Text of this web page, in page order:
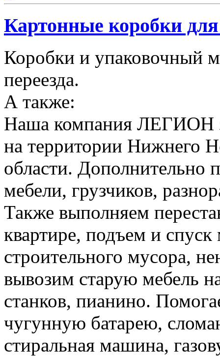
Картонные коробки для
Коробки и упаковочный
переезда.
А также:
Наша компания ЛЕГИОН
на территории Нижнего
области. Дополнительно
мебели, грузчиков,
Также выполняем
квартире, подъем и спуск
строительного мусора,
вывозим старую мебель
станков, пианино.
чугунную батарею,
стиральная машина,